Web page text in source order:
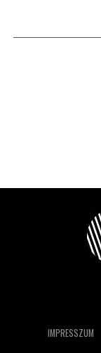
IMPRESSZUM